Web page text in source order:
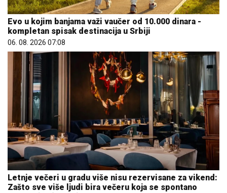
Evo u kojim banjama važi vaučer od 10.000 dinara -
kompletan spisak destinacija u Srbiji
06. 08. 2026 07:08
Letnje večeri u gradu više nisu rezervisane za vikend:
Zašto sve više ljudi bira večeru koja se spontano